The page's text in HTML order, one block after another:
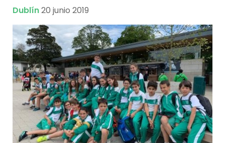
Dublín20 junio 2019